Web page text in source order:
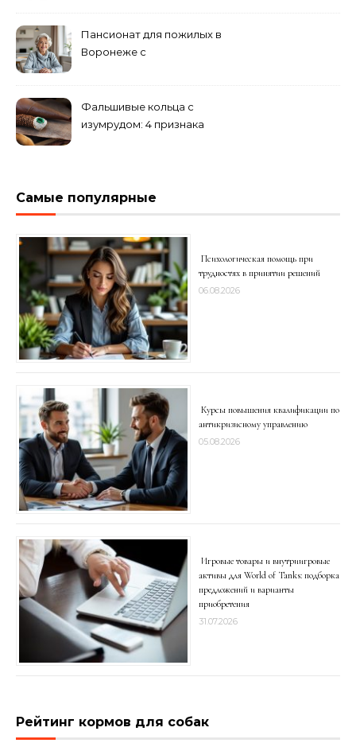
Пансионат для пожилых в
Воронеже с
Фальшивые кольца с
изумрудом: 4 признака
Самые популярные
Психологическая помощь при
трудностях в принятии решений
06.08.2026
Курсы повышения квалификации по
антикризисному управлению
05.08.2026
Игровые товары и внутриигровые
активы для World of Tanks: подборка
предложений и варианты
приобретения
31.07.2026
Рейтинг кормов для собак